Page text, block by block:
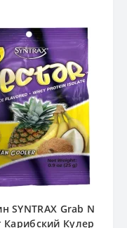
SYNTRAX Grab N
Карибский Кулер